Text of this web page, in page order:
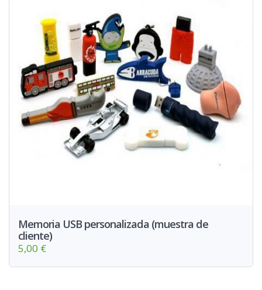
Memoria USB personalizada (muestra de
cliente)
5,00 €